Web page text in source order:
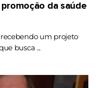
da saúde
um projeto
busca ...